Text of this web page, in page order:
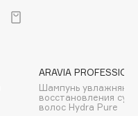
ARAVIA
Шампунь
восстановления
волос Hydra Pure